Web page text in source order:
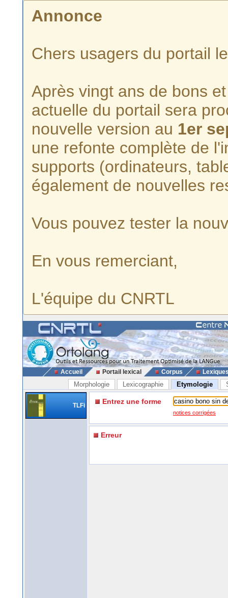
Annonce
Chers usagers du portail
Après vingt ans de bons
actuelle du portail sera
nouvelle version au 1er
une refonte complète de
supports (ordinateurs,
également de nouvelles
Vous pouvez tester la
En vous remerciant,
L'équipe du CNRTL
Accueil Portail lexical Corpus
Morphologie Lexicographie Etymologie
TLFi Entrez une forme
notices corrigées
Erreur